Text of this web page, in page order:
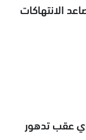
الانتهاكات
عقب تدهور